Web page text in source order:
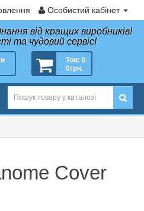
Особистий кабінет
від кращих виробників!
та чудовий сервіс!
Тов: 0
0грн.
Cover